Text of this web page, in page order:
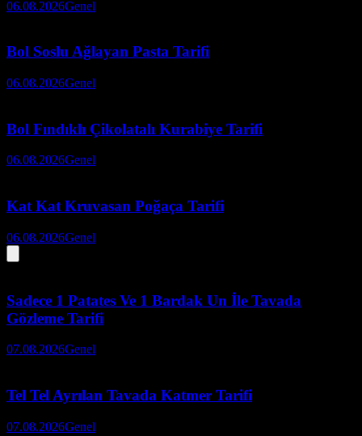
06.08.2026Genel
Bol Soslu Ağlayan Pasta Tarifi
06.08.2026Genel
Bol Fındıklı Çikolatalı Kurabiye Tarifi
06.08.2026Genel
Kat Kat Kruvasan Poğaça Tarifi
06.08.2026Genel
Sadece 1 Patates Ve 1 Bardak Un İle Tavada
Gözleme Tarifi
07.08.2026Genel
Tel Tel Ayrılan Tavada Katmer Tarifi
07.08.2026Genel